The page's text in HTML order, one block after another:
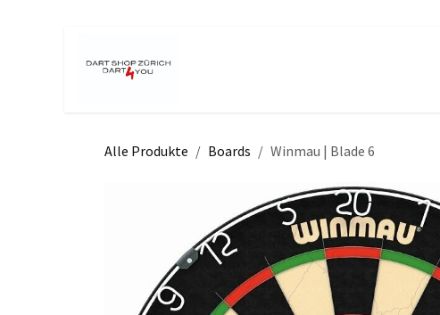
Alle Produkte Boards Winmau | Blade 6